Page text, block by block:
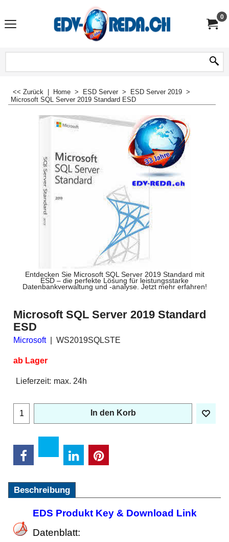
0
<< Zurück Home > ESD Server > ESD Server 2019 >
Microsoft SQL Server 2019 Standard ESD
Entdecken Sie Microsoft SQL Server 2019 Standard mit
ESD – die perfekte Lösung für leistungsstarke
Datenbankverwaltung und -analyse. Jetzt mehr erfahren!
Microsoft SQL Server 2019 Standard
ESD
Microsoft WS2019SQLSTE
ab Lager
Lieferzeit: max. 24h
In den Korb
Beschreibung
EDS Produkt Key & Download Link
Datenblatt: